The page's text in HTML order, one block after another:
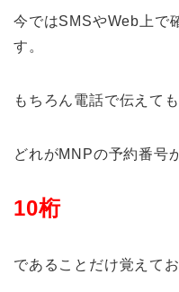
今ではSMSやWeb上で
す。
もちろん電話で伝えて
どれがMNPの予約番号
10桁
であることだけ覚えて